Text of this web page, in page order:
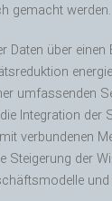
gemacht werden.
Daten über
umfassenden
Integration der
verbundenen
Steigerung der
und